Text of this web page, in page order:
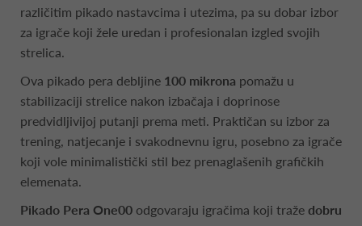
različitim pikado nastavcima i utezima, pa su dobar izbor
za igrače koji žele uredan i profesionalan izgled svojih
strelica.
Ova pikado pera debljine 100 mikrona pomažu u
stabilizaciji strelice nakon izbačaja i doprinose
predvidljivijoj putanji prema meti. Praktičan su izbor za
trening, natjecanje i svakodnevnu igru, posebno za igrače
koji vole minimalistički stil bez prenaglašenih grafičkih
elemenata.
Pikado Pera One00 odgovaraju igračima koji traže dobru